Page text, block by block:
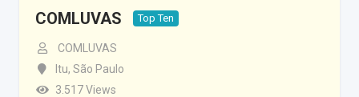
COMLUVAS Top Ten
COMLUVAS
Itu, São Paulo
3.517 Views